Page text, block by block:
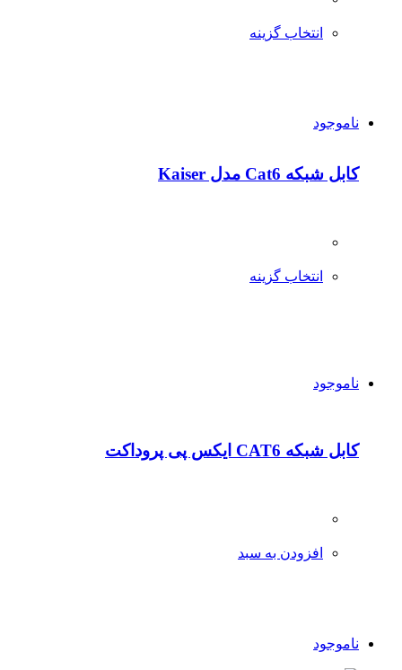
انتخاب گزینه
ناموجود
کابل شبکه Cat6 مدل Kaiser
انتخاب گزینه
ناموجود
کابل شبکه CAT6 ایکس پی پروداکت
افزودن به سبد
ناموجود